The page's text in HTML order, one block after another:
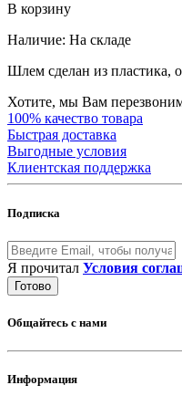
В корзину
Наличие: На складе
Шлем сделан из пластика,
Хотите, мы Вам
100% качество товара
Быстрая доставка
Выгодные условия
Клиентская поддержка
Подписка
Я прочитал Условия
Готово
Общайтесь с нами
Информация